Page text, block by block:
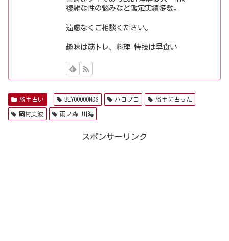
複雑な性の悩みなど鑑定実績多数。
遠慮なくご相談ください。
趣味は筋トレ、料理 特技は早食い
勝手占い BEYOOOOONDS ハロプロ 勝手に占った
岡村美波 雨ノ森 川海
スポンサーリンク